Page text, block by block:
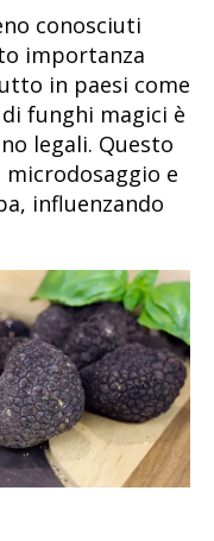
conosciuti
importanza
in paesi come
funghi magici è
legali. Questo
e
influenzando